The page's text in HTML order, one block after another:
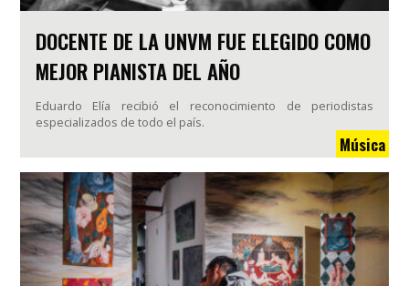
DOCENTE DE LA UNVM FUE ELEGIDO COMO
MEJOR PIANISTA DEL AÑO
Eduardo Elía recibió el reconocimiento de periodistas
especializados de todo el país.
Música